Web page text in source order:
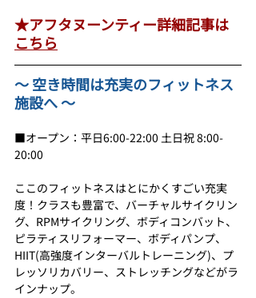
★アフタヌーンティー詳細記事は
こちら
〜 空き時間は充実のフィットネス
施設へ 〜
■オープン：平日6:00-22:00 土日祝 8:00-
20:00
ここのフィットネスはとにかくすごい充実
度！クラスも豊富で、バーチャルサイクリン
グ、RPMサイクリング、ボディコンバット、
ピラティスリフォーマー、ボディパンプ、
HIIT(高強度インターバルトレーニング)、プ
レッソリカバリー、ストレッチングなどがラ
インナップ。